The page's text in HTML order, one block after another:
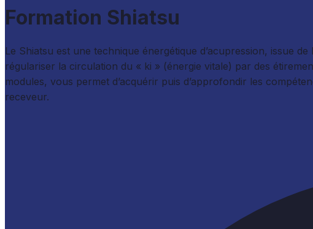
Formation Shiatsu
Le Shiatsu est une technique énergétique d’acupression, issue
régulariser la circulation du « ki » (énergie vitale) par des
modules, vous permet d’acquérir puis d’approfondir les
receveur.